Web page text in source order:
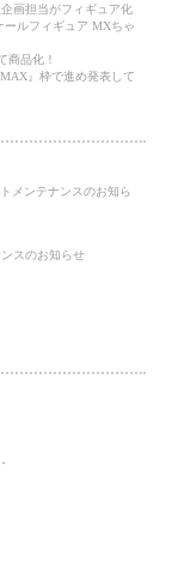
画担当がフィギュア化
ールフィギュア MXちゃ
商品化！
』枠で進め発表して
メンテナンスのお知ら
スのお知らせ